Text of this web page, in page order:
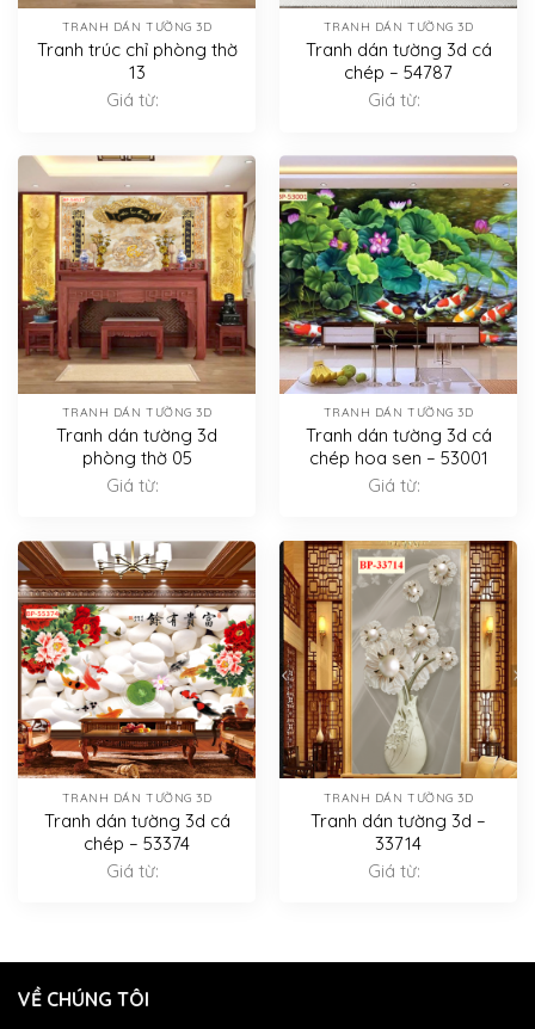
TRANH DÁN TƯỜNG 3D
Tranh trúc chỉ phòng thờ
13
Giá từ:
TRANH DÁN TƯỜNG 3D
Tranh dán tường 3d cá
chép – 54787
Giá từ:
TRANH DÁN TƯỜNG 3D
Tranh dán tường 3d
phòng thờ 05
Giá từ:
TRANH DÁN TƯỜNG 3D
Tranh dán tường 3d cá
chép hoa sen – 53001
Giá từ:
TRANH DÁN TƯỜNG 3D
Tranh dán tường 3d cá
chép – 53374
Giá từ:
TRANH DÁN TƯỜNG 3D
Tranh dán tường 3d –
33714
Giá từ:
VỀ CHÚNG TÔI